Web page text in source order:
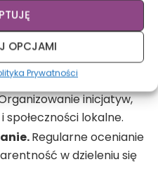
OPCJAMI
Prywatności
misji firmy zaczyna
muszą rozumieć i
inicjatyw,
lokalne.
Regularne ocenianie
w dzieleniu się